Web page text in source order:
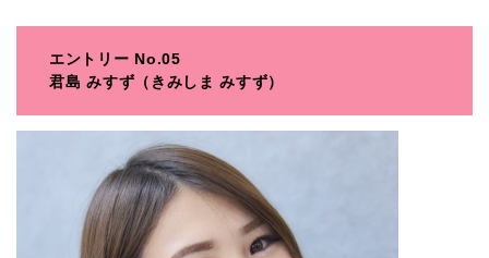
エントリー No.05
君島 みすず（きみしま みすず）